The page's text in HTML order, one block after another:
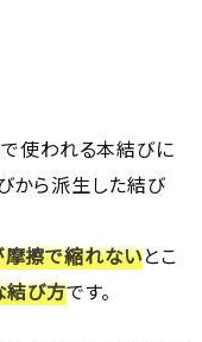
使われる本結びに
から派生した結び
擦で縮れないとこ
結び方です。